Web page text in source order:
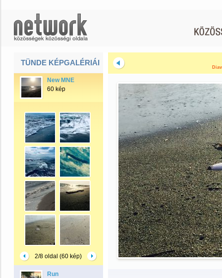
TÜNDE KÉPGALÉRIÁI
New MNE
60 kép
2/8 oldal (60 kép)
Run